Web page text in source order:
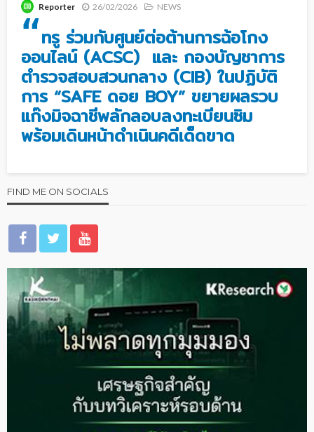
Reporter 26/02/2026 NEWS
“ทรู ร่วมกับศูนย์ต่อต้านการฉ้อโกง
ออนไลน์ (ACSC) และ กองบัญชาการ
ตำรวจสอบสวนกลาง (CIB) ในปฏิบัติ
การ “SAFE ดอย BOY” ขยายผลรวบ
แก๊งมิจฉาชีพลักลอบลงทะเบียนซิม
พร้อมเดินหน้าดำเนินคดีเด็ดขาด
FIND ME ON SOCIALS